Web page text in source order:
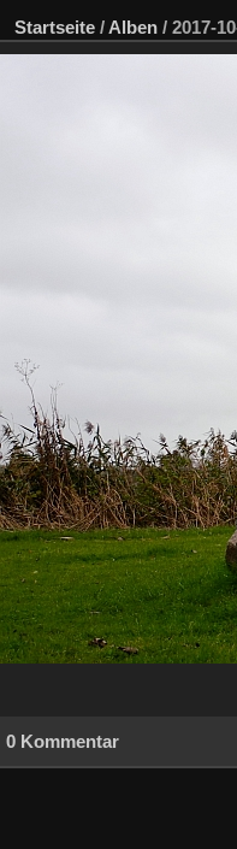
Startseite / Alben / 2017-
0 Kommentar